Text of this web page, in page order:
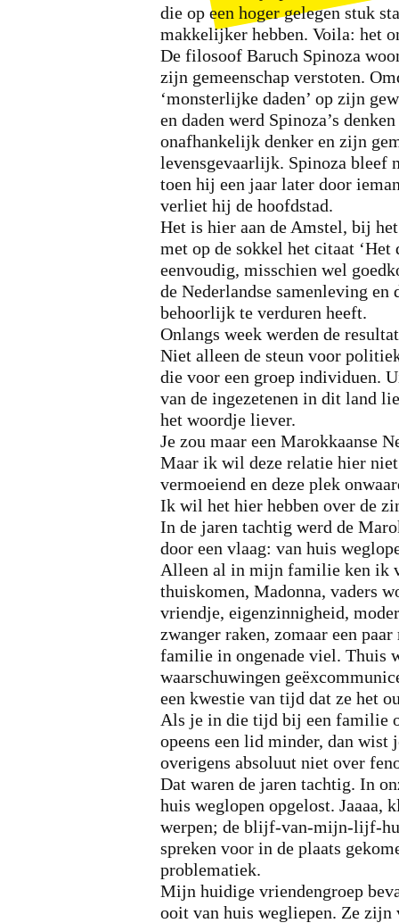
die op een hoger gelegen stuk
makkelijker hebben. Voila: het
De filosoof Baruch Spinoza
zijn gemeenschap verstoten.
‘monsterlijke daden’ op zijn
en daden werd Spinoza’s
onafhankelijk denker en zijn
levensgevaarlijk. Spinoza bleef
toen hij een jaar later door
verliet hij de hoofdstad.
Het is hier aan de Amstel, bij
met op de sokkel het citaat
eenvoudig, misschien wel
de Nederlandse samenleving
behoorlijk te verduren heeft.
Onlangs week werden de
Niet alleen de steun voor
die voor een groep individuen.
van de ingezetenen in dit land
het woordje liever.
Je zou maar een Marokkaanse
Maar ik wil deze relatie hier
vermoeiend en deze plek
Ik wil het hier hebben over de
In de jaren tachtig werd de
door een vlaag: van huis
Alleen al in mijn familie ken ik
thuiskomen, Madonna, vaders
vriendje, eigenzinnigheid,
zwanger raken, zomaar een
familie in ongenade viel. Thuis
waarschuwingen
een kwestie van tijd dat ze het
Als je in die tijd bij een familie
opeens een lid minder, dan wist
overigens absoluut niet over
Dat waren de jaren tachtig. In
huis weglopen opgelost. Jaaaa,
werpen; de blijf-van-mijn-lijf-
spreken voor in de plaats
problematiek.
Mijn huidige vriendengroep
ooit van huis wegliepen. Ze zijn